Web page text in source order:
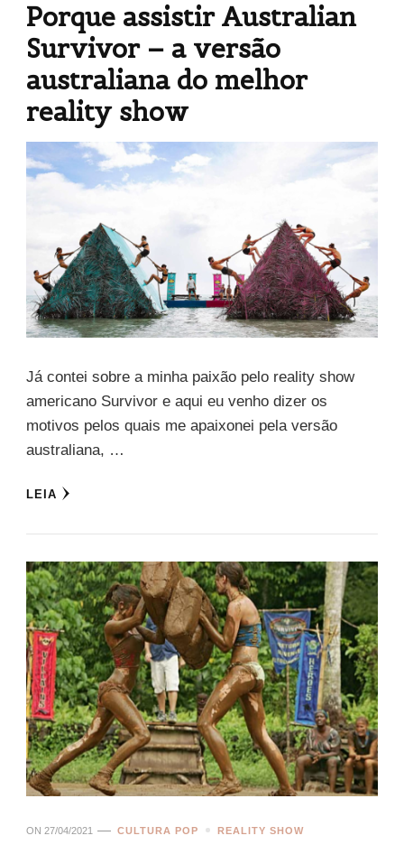
Porque assistir Australian
Survivor – a versão
australiana do melhor
reality show
Já contei sobre a minha paixão pelo reality show
americano Survivor e aqui eu venho dizer os
motivos pelos quais me apaixonei pela versão
australiana, …
LEIA
ON 27/04/2021 CULTURA POP REALITY SHOW